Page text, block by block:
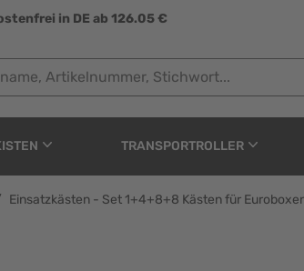
in DE ab 126.05 €
Stichwort...
TRANSPORTROLLER
Einsatzkästen - Set 1+4+8+8 Kästen für